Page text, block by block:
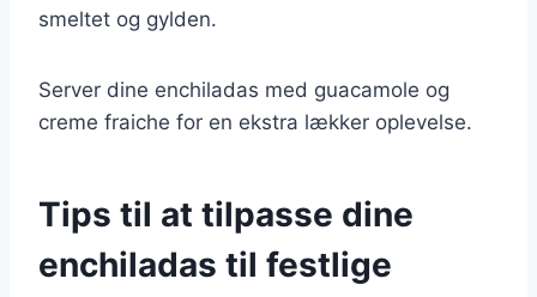
smeltet og gylden.
Server dine enchiladas med guacamole og
creme fraiche for en ekstra lækker oplevelse.
Tips til at tilpasse dine
enchiladas til festlige